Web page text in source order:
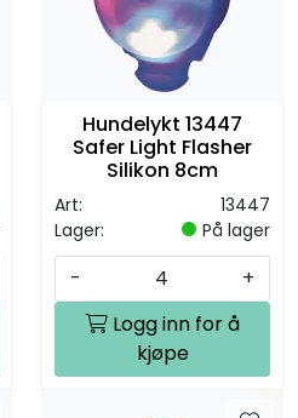
Hundelykt 13447
Safer Light Flasher
Silikon 8cm
Art:
13447
Lager:
På lager
-
+
Logg inn for å
kjøpe